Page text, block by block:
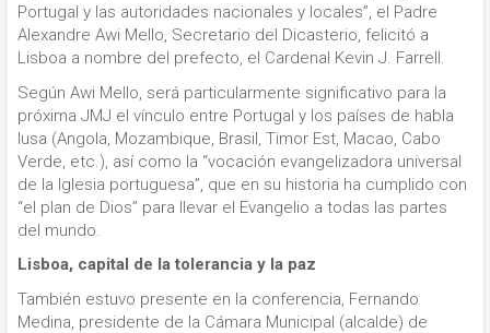
Portugal y las autoridades nacionales y locales”, el Padre
Alexandre Awi Mello, Secretario del Dicasterio, felicitó a
Lisboa a nombre del prefecto, el Cardenal Kevin J. Farrell.
Según Awi Mello, será particularmente significativo para la
próxima JMJ el vínculo entre Portugal y los países de habla
lusa (Angola, Mozambique, Brasil, Timor Est, Macao, Cabo
Verde, etc.), así como la “vocación evangelizadora universal
de la Iglesia portuguesa”, que en su historia ha cumplido con
“el plan de Dios” para llevar el Evangelio a todas las partes
del mundo.
Lisboa, capital de la tolerancia y la paz
También estuvo presente en la conferencia, Fernando
Medina, presidente de la Cámara Municipal (alcalde) de